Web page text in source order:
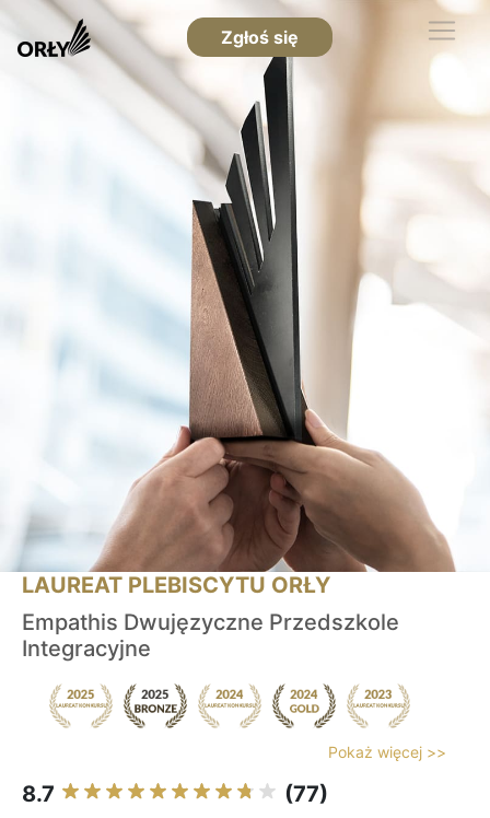
Zgłoś się
LAUREAT PLEBISCYTU ORŁY
Empathis Dwujęzyczne Przedszkole
Integracyjne
Pokaż więcej >>
8.7 (77)